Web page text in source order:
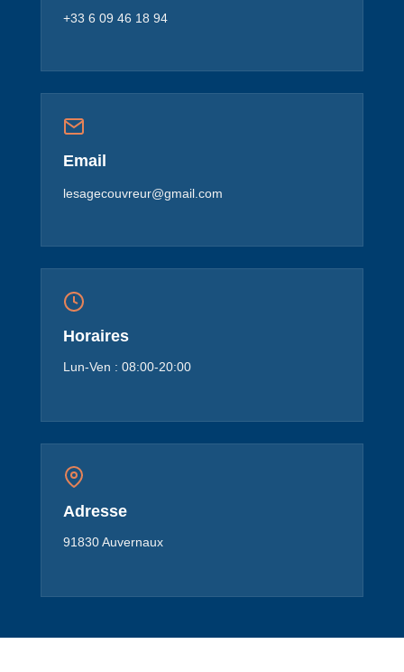
+33 6 09 46 18 94
Email
lesagecouvreur@gmail.com
Horaires
Lun-Ven : 08:00-20:00
Adresse
91830 Auvernaux